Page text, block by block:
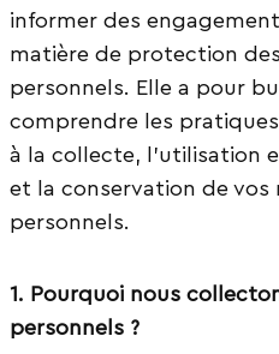
informer des
matière de protection
personnels. Elle a pour
comprendre les
à la collecte, l’utilisation
et la conservation de vos
personnels.
1. Pourquoi nous
personnels ?